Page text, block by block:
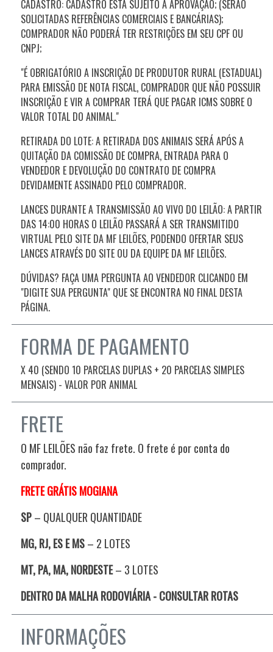
CADASTRO: CADASTRO ESTÁ SUJEITO A APROVAÇÃO; (SERÃO
SOLICITADAS REFERÊNCIAS COMERCIAIS E BANCÁRIAS);
COMPRADOR NÃO PODERÁ TER RESTRIÇÕES EM SEU CPF OU
CNPJ;
"É OBRIGATÓRIO A INSCRIÇÃO DE PRODUTOR RURAL (ESTADUAL)
PARA EMISSÃO DE NOTA FISCAL, COMPRADOR QUE NÃO POSSUIR
INSCRIÇÃO E VIR A COMPRAR TERÁ QUE PAGAR ICMS SOBRE O
VALOR TOTAL DO ANIMAL."
RETIRADA DO LOTE: A RETIRADA DOS ANIMAIS SERÁ APÓS A
QUITAÇÃO DA COMISSÃO DE COMPRA, ENTRADA PARA O
VENDEDOR E DEVOLUÇÃO DO CONTRATO DE COMPRA
DEVIDAMENTE ASSINADO PELO COMPRADOR.
LANCES DURANTE A TRANSMISSÃO AO VIVO DO LEILÃO: A PARTIR
DAS 14:00 HORAS O LEILÃO PASSARÁ A SER TRANSMITIDO
VIRTUAL PELO SITE DA MF LEILÕES, PODENDO OFERTAR SEUS
LANCES ATRAVÉS DO SITE OU DA EQUIPE DA MF LEILÕES.
DÚVIDAS? FAÇA UMA PERGUNTA AO VENDEDOR CLICANDO EM
"DIGITE SUA PERGUNTA" QUE SE ENCONTRA NO FINAL DESTA
PÁGINA.
FORMA DE PAGAMENTO
X 40 (SENDO 10 PARCELAS DUPLAS + 20 PARCELAS SIMPLES
MENSAIS) - VALOR POR ANIMAL
FRETE
O MF LEILÕES não faz frete. O frete é por conta do
comprador.
FRETE GRÁTISMOGIANA
SP– QUALQUER QUANTIDADE
MG, RJ, ES E MS– 2 LOTES
MT, PA, MA, NORDESTE– 3 LOTES
DENTRO DA MALHA RODOVIÁRIA - CONSULTAR ROTAS
INFORMAÇÕES